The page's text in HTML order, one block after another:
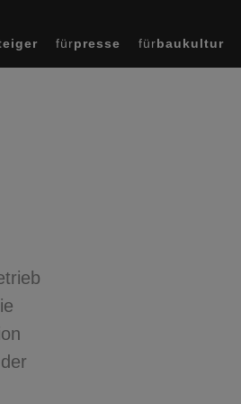
fürpresse fürbaukultur